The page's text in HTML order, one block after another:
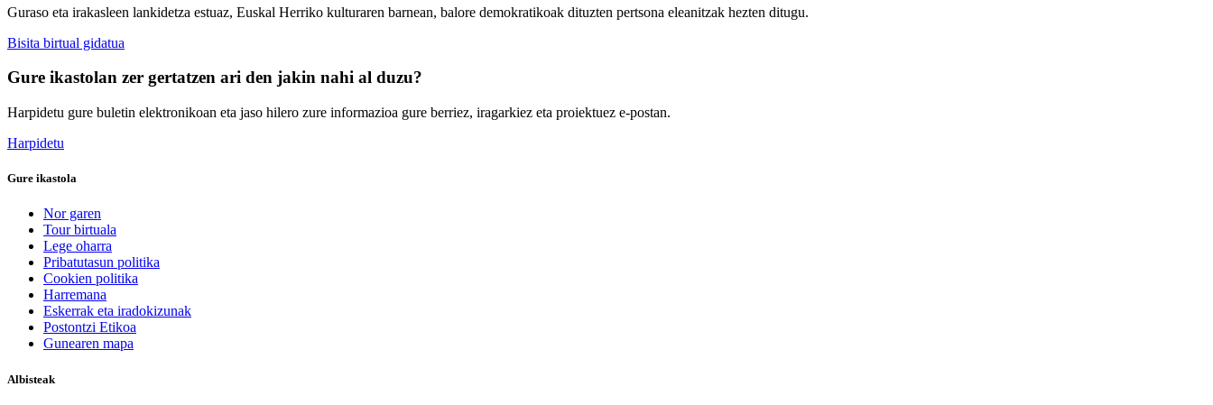
Guraso eta irakasleen lankidetza estuaz, Euskal Herriko kulturaren barnean, balore demokratikoak dituzten pertsona eleanitzak hezten ditugu.
Bisita birtual gidatua
Gure ikastolan zer gertatzen ari den jakin nahi al duzu?
Harpidetu gure buletin elektronikoan eta jaso hilero zure informazioa gure berriez, iragarkiez eta proiektuez e-postan.
Harpidetu
Gure ikastola
Nor garen
Tour birtuala
Lege oharra
Pribatutasun politika
Cookien politika
Harremana
Eskerrak eta iradokizunak
Postontzi Etikoa
Gunearen mapa
Albisteak